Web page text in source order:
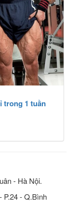
trong 1 tuần
- Hà Nội.
P.24 - Q.Bình